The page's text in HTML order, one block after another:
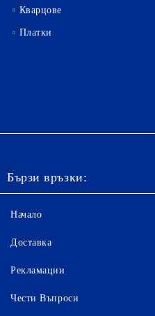
Кварцове
Платки
Бързи връзки:
Начало
Доставка
Рекламации
Чести Въпроси